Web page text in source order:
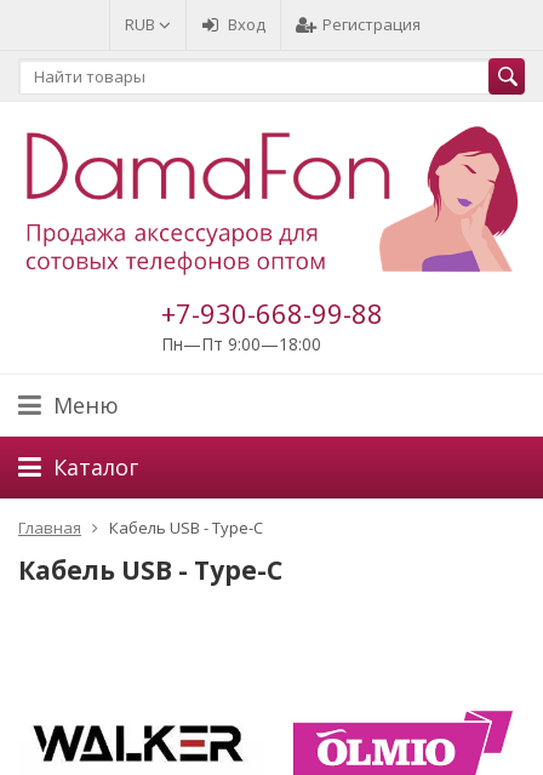
RUB Вход Регистрация
+7-930-668-99-88
Пн—Пт 9:00—18:00
Меню
Каталог
Главная Кабель USB - Type-C
Кабель USB - Type-C